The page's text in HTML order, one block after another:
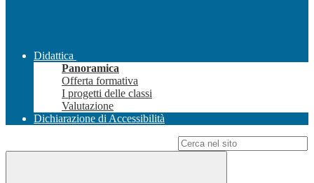
Didattica
Panoramica
Offerta formativa
I progetti delle classi
Valutazione
Dichiarazione di Accessibilità